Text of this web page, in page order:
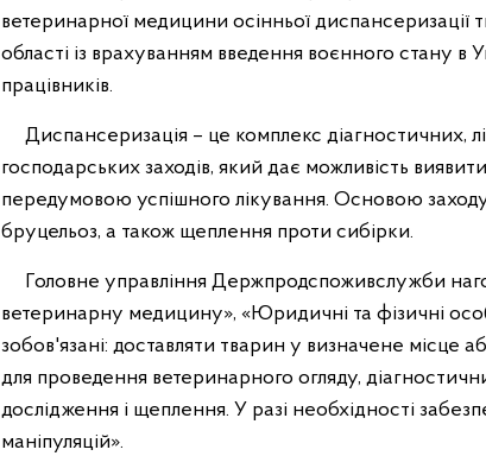
ветеринарної медицини осінньої
області із врахуванням введення воєнного стану в
працівників.
Диспансеризація – це комплекс діагностичних,
господарських заходів, який дає можливість
передумовою успішного лікування. Основою
бруцельоз, а також щеплення проти сибірки.
Головне управління Держпродспоживслужби
ветеринарну медицину», «Юридичні та фізичні
зобов'язані: доставляти тварин у визначене місце
для проведення ветеринарного огляду,
дослідження і щеплення. У разі необхідності
маніпуляцій».